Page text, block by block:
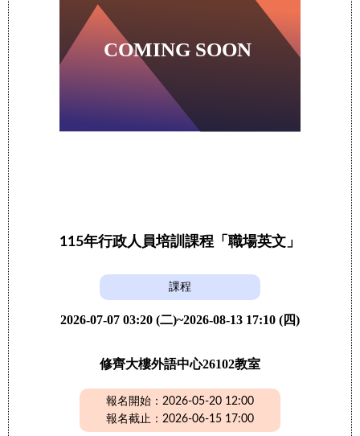
115年行政人員培訓課程「職場英文」
課程
2026-07-07 03:20 (二)~2026-08-13 17:10 (四)
修齊大樓外語中心26102教室
報名開始：2026-05-20 12:00
報名截止：2026-06-15 17:00